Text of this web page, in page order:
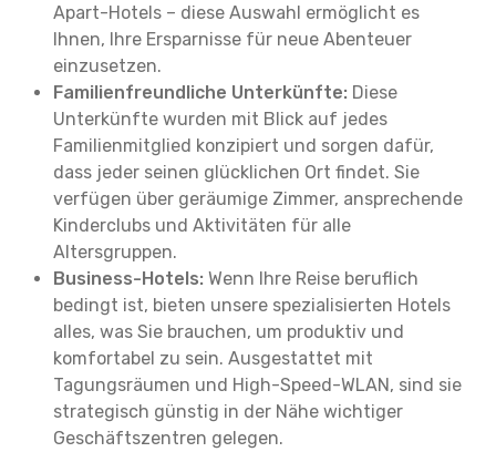
Apart-Hotels – diese Auswahl ermöglicht es
Ihnen, Ihre Ersparnisse für neue Abenteuer
einzusetzen.
Familienfreundliche Unterkünfte: Diese
Unterkünfte wurden mit Blick auf jedes
Familienmitglied konzipiert und sorgen dafür,
dass jeder seinen glücklichen Ort findet. Sie
verfügen über geräumige Zimmer, ansprechende
Kinderclubs und Aktivitäten für alle
Altersgruppen.
Business-Hotels: Wenn Ihre Reise beruflich
bedingt ist, bieten unsere spezialisierten Hotels
alles, was Sie brauchen, um produktiv und
komfortabel zu sein. Ausgestattet mit
Tagungsräumen und High-Speed-WLAN, sind sie
strategisch günstig in der Nähe wichtiger
Geschäftszentren gelegen.